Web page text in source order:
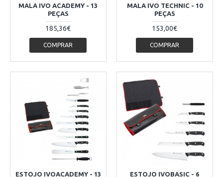
MALA IVO ACADEMY - 13
PEÇAS
185,36€
COMPRAR
MALA IVO TECHNIC - 10
PEÇAS
153,00€
COMPRAR
ESTOJO IVOACADEMY - 13
ESTOJO IVOBASIC - 6